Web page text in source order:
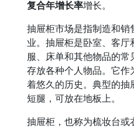
复合年增长率增长。
抽屉柜市场是指制造和销
业。抽屉柜是卧室、客厅
服、床单和其他物品的
存放各种个人物品。它
着悠久的历史。典型的
短腿，可放在地板上。
抽屉柜，也称为梳妆台